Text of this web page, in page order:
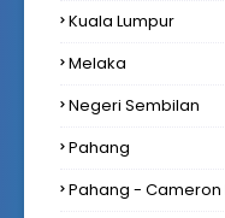
Kuala Lumpur
Melaka
Negeri Sembilan
Pahang
Pahang - Cameron